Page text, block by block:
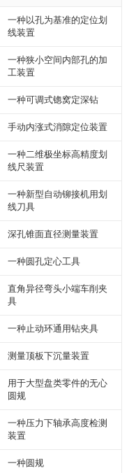
一种以孔为基准的定位划
线装置
一种狭小空间内部孔的加
工装置
一种可调式锪窝定深钻
手动内涨式消隙定位装置
一种二维极坐标高精度划
线尺装置
一种新型自动铆接机用划
线刀具
深孔锥面直径测量装置
一种圆孔定心工具
直角异径弯头小端车削夹
具
一种止动环通用钻夹具
测量顶板下沉量装置
用于大型盘类零件的无心
圆规
一种压力下轴承高度检测
装置
一种圆规